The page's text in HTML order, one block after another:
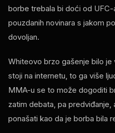
borbe trebala bi doći od UFC-
pouzdanih novinara s jakom
dovoljan.
Whiteovo brzo gašenje bilo je
stoji na internetu, to ga više
MMA-u se to može dogoditi
zatim debata, pa predviđanje,
ponašati kao da je borba bila